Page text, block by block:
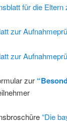
für die
zur
zur
zur
“Die